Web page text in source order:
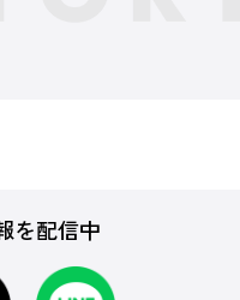
を配信中